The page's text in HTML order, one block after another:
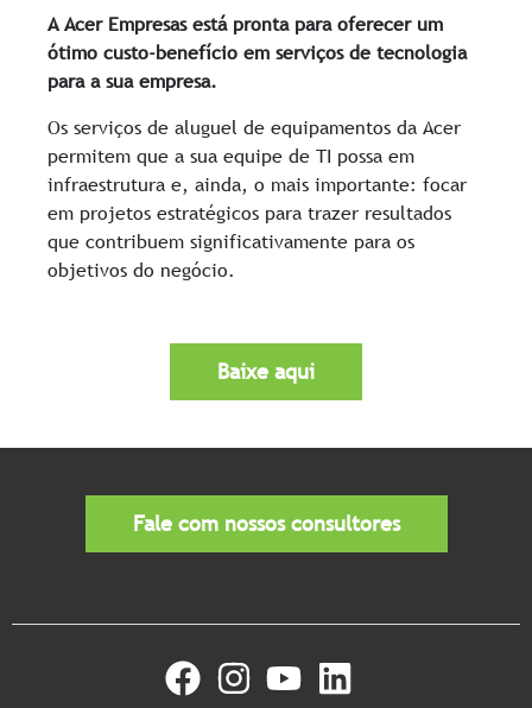
A Acer Empresas está pronta para oferecer um
ótimo custo-benefício em serviços de tecnologia
para a sua empresa.
Os serviços de aluguel de equipamentos da Acer
permitem que a sua equipe de TI possa em
infraestrutura e, ainda, o mais importante: focar
em projetos estratégicos para trazer resultados
que contribuem significativamente para os
objetivos do negócio.
Baixe aqui
Fale com nossos consultores